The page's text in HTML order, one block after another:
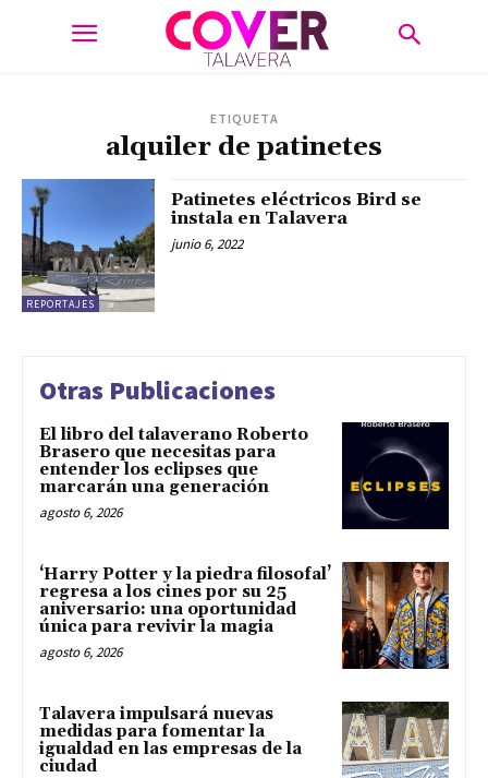
ETIQUETA
alquiler de patinetes
REPORTAJES
Patinetes eléctricos Bird se
instala en Talavera
junio 6, 2022
Otras Publicaciones
El libro del talaverano Roberto
Brasero que necesitas para
entender los eclipses que
marcarán una generación
agosto 6, 2026
‘Harry Potter y la piedra filosofal’
regresa a los cines por su 25
aniversario: una oportunidad
única para revivir la magia
agosto 6, 2026
Talavera impulsará nuevas
medidas para fomentar la
igualdad en las empresas de la
ciudad